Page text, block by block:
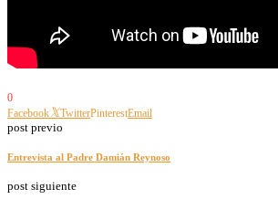
0
Facebook
TwitterPinterestEmail
post previo
Entrevista al Padre Damián Reynoso
post siguiente